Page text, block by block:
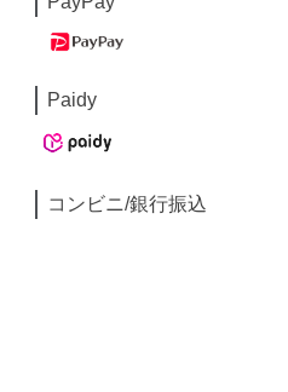
Paidy
コンビニ/銀行振込